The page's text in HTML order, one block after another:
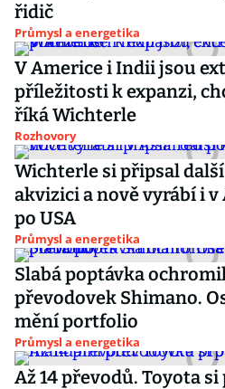
řidič
Průmysl a energetika
V Americe i Indii jsou
příležitosti k expanzi,
říká Wichterle
Rozhovory
Wichterle si připsal
akvizici a nově vyrábí i
po USA
Průmysl a energetika
Slabá poptávka
převodovek Shimano.
mění portfolio
Průmysl a energetika
Až 14 převodů. Toyota